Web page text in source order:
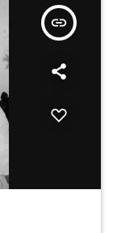
insert_link